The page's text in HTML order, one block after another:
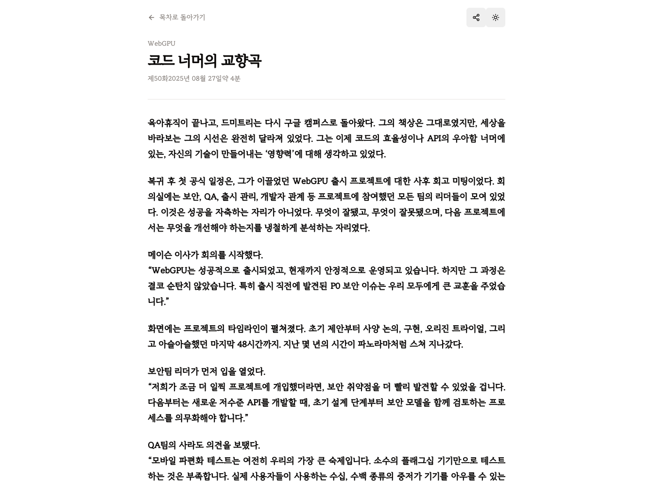
목차로 돌아가기 테마 변경
WebGPU
코드 너머의 교향곡
제50화2025년 08월 27일약 4분
육아휴직이 끝나고, 드미트리는 다시 구글 캠퍼스로 돌아왔다. 그의 책상은 그대로였지만, 세상을
바라보는 그의 시선은 완전히 달라져 있었다. 그는 이제 코드의 효율성이나 API의 우아함 너머에
있는, 자신의 기술이 만들어내는 ‘영향력’에 대해 생각하고 있었다.
복귀 후 첫 공식 일정은, 그가 이끌었던 WebGPU 출시 프로젝트에 대한 사후 회고 미팅이었다. 회
의실에는 보안, QA, 출시 관리, 개발자 관계 등 프로젝트에 참여했던 모든 팀의 리더들이 모여 있었
다. 이것은 성공을 자축하는 자리가 아니었다. 무엇이 잘됐고, 무엇이 잘못됐으며, 다음 프로젝트에
서는 무엇을 개선해야 하는지를 냉철하게 분석하는 자리였다.
메이슨 이사가 회의를 시작했다.
“WebGPU는 성공적으로 출시되었고, 현재까지 안정적으로 운영되고 있습니다. 하지만 그 과정은
결코 순탄치 않았습니다. 특히 출시 직전에 발견된 P0 보안 이슈는 우리 모두에게 큰 교훈을 주었습
니다.”
화면에는 프로젝트의 타임라인이 펼쳐졌다. 초기 제안부터 사양 논의, 구현, 오리진 트라이얼, 그리
고 아슬아슬했던 마지막 48시간까지. 지난 몇 년의 시간이 파노라마처럼 스쳐 지나갔다.
보안팀 리더가 먼저 입을 열었다.
“저희가 조금 더 일찍 프로젝트에 개입했더라면, 보안 취약점을 더 빨리 발견할 수 있었을 겁니다.
다음부터는 새로운 저수준 API를 개발할 때, 초기 설계 단계부터 보안 모델을 함께 검토하는 프로
세스를 의무화해야 합니다.”
QA팀의 사라도 의견을 보탰다.
“모바일 파편화 테스트는 여전히 우리의 가장 큰 숙제입니다. 소수의 플래그십 기기만으로 테스트
하는 것은 부족합니다. 실제 사용자들이 사용하는 수십, 수백 종류의 중저가 기기를 아우를 수 있는